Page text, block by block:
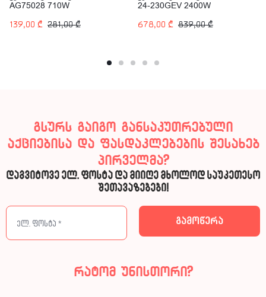
AG75028 710W
139,00 ₾ 281,00₾
24-230GEV 2400W
678,00 ₾ 839,00₾
გსურს გაიგო განსაკუთრებული
აქციებისა და ფასდაკლებების შესახებ
პირველმა?
დაგვიტოვე ელ. ფოსტა და მიიღე მხოლოდ საუკეთესო
შეთავაზებები!
რატომ უნისთორი?